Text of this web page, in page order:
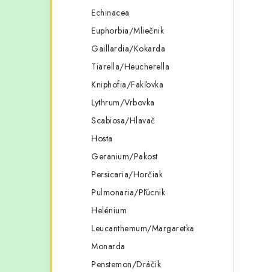
Echinacea
Euphorbia/Mliečnik
Gaillardia/Kokarda
Tiarella/Heucherella
Kniphofia/Fakľovka
Lythrum/Vrbovka
Scabiosa/Hlavač
Hosta
Geranium/Pakost
Persicaria/Horčiak
Pulmonaria/Pľúcnik
Helénium
Leucanthemum/Margaretka
Monarda
Penstemon/Dráčik